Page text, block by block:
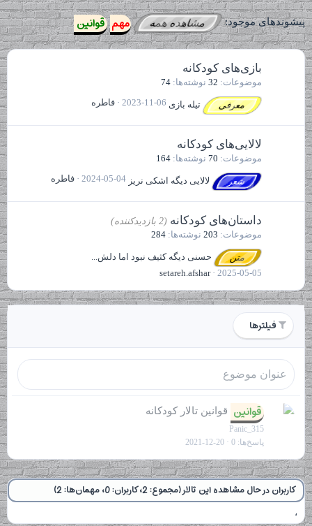
پیشوندهای موجود: مشاهده همه مهم قوانین
بازی‌های کودکانه
موضوعات 32 نوشته‌ها 74
معرفی تیله بازی 2023-11-06 فاطره
لالایی‌های کودکانه
موضوعات 70 نوشته‌ها 164
شعر لالایی دیگه اشکی نریز 2024-05-04 فاطره
داستان‌های کودکانه (2 بازدیدکننده)
موضوعات 203 نوشته‌ها 284
متن
حسنی دیگه کثیف نبود اما دلش...
2025-05-05
setareh.afshar
فیلترها
قوانین قوانين تالار کودکانه
Panic_315
پاسخ‌ها 0
2021-12-20
کاربران در حال مشاهده این تالار (مجموع: 2، کاربران: 0، مهمان‌ها: 2)